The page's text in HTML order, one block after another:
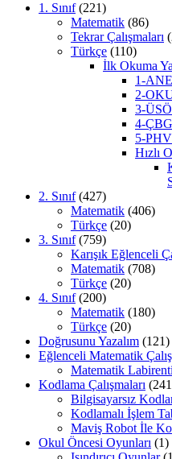
1. Sınıf(221)
Matematik (86)
Tekrar Çalışmaları
Türkçe (110)
İlk Okuma
1-
2-
3-
4-
5-
Hızlı
2. Sınıf(427)
Matematik (406)
Türkçe (20)
3. Sınıf(759)
Karışık Eğlenceli
Matematik (708)
Türkçe (20)
4. Sınıf(200)
Matematik (180)
Türkçe (20)
Doğrusunu Yazalım (121)
Eğlenceli Matematik
Matematik Labirenti
Kodlama Çalışmaları
Bilgisayarsız
Kodlamalı İşlem
Maviş Robot İle
Okul Öncesi Oyunları (1)